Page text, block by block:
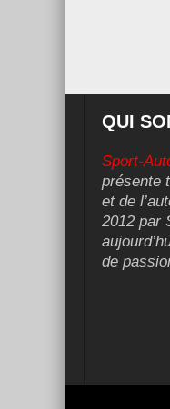
QUI
Sport-
présente
et de
2012 par
de